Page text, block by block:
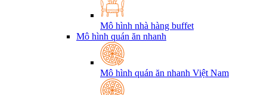
Mô hình nhà hàng buffet
Mô hình quán ăn nhanh
Mô hình quán ăn nhanh Việt Nam